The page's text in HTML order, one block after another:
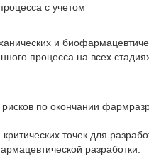
с учетом
и
процесса на всех
по окончании
точек для
разработки: